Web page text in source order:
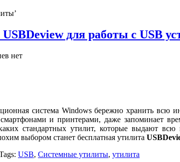
для работы с USB
нет
система Windows бережно хранить всю
и принтерами, даже запоминает
стандартных утилит, которые выдают
выбором станет бесплатная утилита
USB, Системные утилиты, утилита